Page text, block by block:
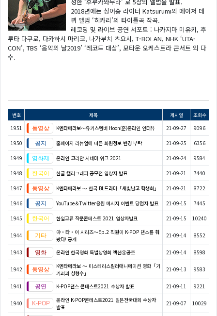
2018년에는 싱어송 라이터 Katsurumi의 메이저 데
뷔 앨범 ‘히카리’의 타이틀곡 작곡.
레코딩 및 라이브 공연 서포트 : 나카지마 미유키, 후
루타 다쿠로, 다카하시 마리코, 나가부치 츠요시, T-BOLAN, NHK ‘UTA-
CON’, TBS ‘음악의 날2019’ ‘레코드 대상’, 모타운 오케스트라 콘서트 외 다
수.
번호 제목 게시일
조회수
1951
K엔타메라보～유키스멤버 Hoon(훈)온라인 인터뷰 21-09-27 9096
1950 홈페이지 리뉴얼에 따른 회원정보 변경 부탁 21-09-25 6356
1949 온라인 코리안 시네마 위크 2021 21-09-24 9584
1948 한글 캘리그래피 공모전 입상자 발표 21-09-21 7440
1947 K엔타메라보 ～ 한국 BL드라마「새빛남고 학생회」 21-09-21 8722
1946 YouTube＆Twitter응원 메시지 이벤트 당첨자 발표 21-09-15 7445
1945 한일교류 작문콘테스트 2021 입상자발표 21-09-15 10240
1944
야・타・이 시리즈〜Ep.2 직원이 K-POP 댄스를 춰
봤다! 공개
21-09-14 8552
1943 온라인 한국영화 특별상영회 액션④공조 21-09-14 8598
1942
K엔타메라보 ～ 미스테리스릴러애니메이션 영화「기
기괴괴 성형수」
21-09-13 9583
1941 K-POP댄스 콘테스트2021 수상자 발표 21-09-11 9221
1940
온라인 K-POP콘테스트2021 일본전국대회 수상자
발표
21-09-07 10029